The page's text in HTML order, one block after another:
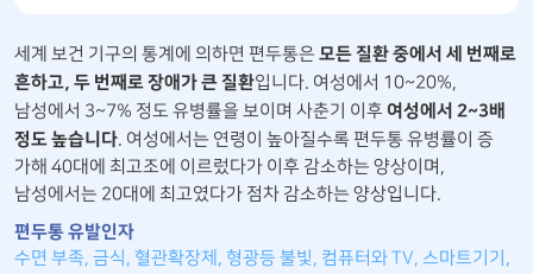
세계 보건 기구의 통계에 의하면 편두통은 모든 질환 중에서 세 번째로
흔하고, 두 번째로 장애가 큰 질환입니다. 여성에서 10~20%,
남성에서 3~7% 정도 유병률을 보이며 사춘기 이후 여성에서 2~3배
정도 높습니다. 여성에서는 연령이 높아질수록 편두통 유병률이 증
가해 40대에 최고조에 이르렀다가 이후 감소하는 양상이며,
남성에서는 20대에 최고였다가 점차 감소하는 양상입니다.
편두통 유발인자
수면 부족, 금식, 혈관확장제, 형광등 불빛, 컴퓨터와 TV, 스마트기기,